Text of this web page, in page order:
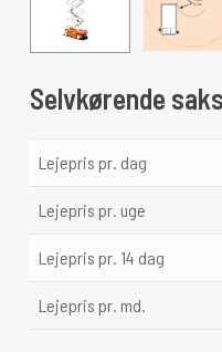
Selvkørende
Lejepris pr. dag
Lejepris pr. uge
Lejepris pr. 14 dag
Lejepris pr. md.